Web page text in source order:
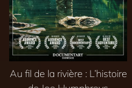
Au fil de la rivière : L’histoire